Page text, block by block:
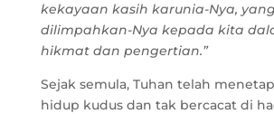
kekayaan kasih karunia-Nya, yang
dilimpahkan-Nya kepada kita
hikmat dan pengertian.”
Sejak semula, Tuhan telah
hidup kudus dan tak bercacat di